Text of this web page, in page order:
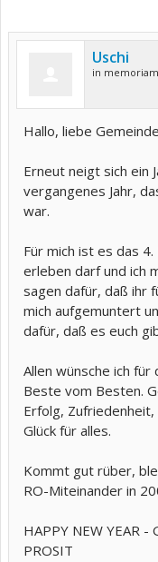
Uschi
in memoriam
Hallo, liebe
Erneut neigt sich ein
vergangenes Jahr,
war.
Für mich ist es das
erleben darf und ich
sagen dafür, daß ihr
mich aufgemuntert
dafür, daß es euch
Allen wünsche ich für
Beste vom Besten.
Erfolg,
Glück für alles.
Kommt gut rüber,
RO-Miteinander in
HAPPY NEW YEAR -
PROSIT